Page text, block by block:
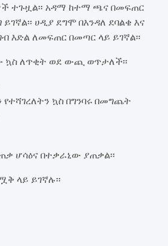
ተጉዟል፡፡ አዳማ ከተማ ጫና በመፍጠር
ሀዲያ ደግሞ በእንዳለ ደባልቄ እና
እድል ለመፍጠር በመጣር ላይ ይገኛል፡፡
ኳስ ለጥቂት ወደ ውጪ ወጥታለች፡፡
ኳስ በግንባሩ በመግጨት
ሆሳዕና በተቃራኒው ያጠቃል፡፡
ላይ ይገኛሉ፡፡